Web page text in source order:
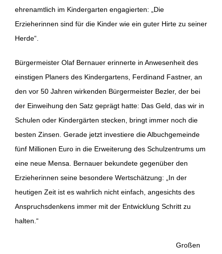
ehrenamtlich im Kindergarten engagierten: „Die
Erzieherinnen sind für die Kinder wie ein guter Hirte zu seiner
Herde“.
Bürgermeister Olaf Bernauer erinnerte in Anwesenheit des
einstigen Planers des Kindergartens, Ferdinand Fastner, an
den vor 50 Jahren wirkenden Bürgermeister Bezler, der bei
der Einweihung den Satz geprägt hatte: Das Geld, das wir in
Schulen oder Kindergärten stecken, bringt immer noch die
besten Zinsen. Gerade jetzt investiere die Albuchgemeinde
fünf Millionen Euro in die Erweiterung des Schulzentrums um
eine neue Mensa. Bernauer bekundete gegenüber den
Erzieherinnen seine besondere Wertschätzung: „In der
heutigen Zeit ist es wahrlich nicht einfach, angesichts des
Anspruchsdenkens immer mit der Entwicklung Schritt zu
halten.“
Großen